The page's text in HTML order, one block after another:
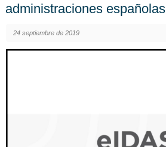
administraciones españolas
24 septiembre de 2019